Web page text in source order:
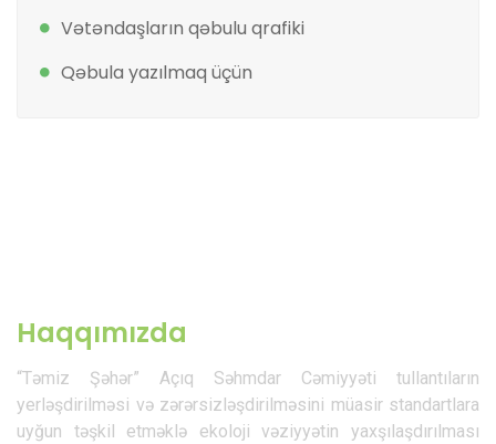
Vətəndaşların qəbulu qrafiki
Qəbula yazılmaq üçün
Haqqımızda
“Təmiz Şəhər” Açıq Səhmdar Cəmiyyəti tullantıların
yerləşdirilməsi və zərərsizləşdirilməsini müasir standartlara
uyğun təşkil etməklə ekoloji vəziyyətin yaxşılaşdırılması